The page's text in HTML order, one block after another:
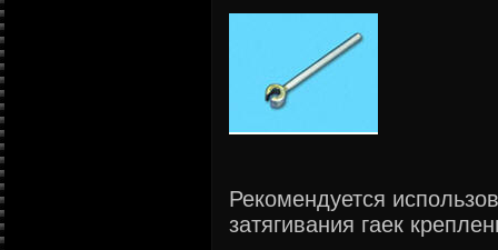
Рекомендуется
затягивания гаек